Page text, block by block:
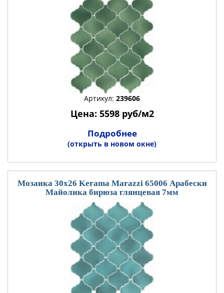
Артикул: 239606
Цена: 5598 руб/м2
Подробнее
(открыть в новом окне)
Мозаика 30x26 Kerama Marazzi 65006 Арабески
Майолика бирюза глянцевая 7мм